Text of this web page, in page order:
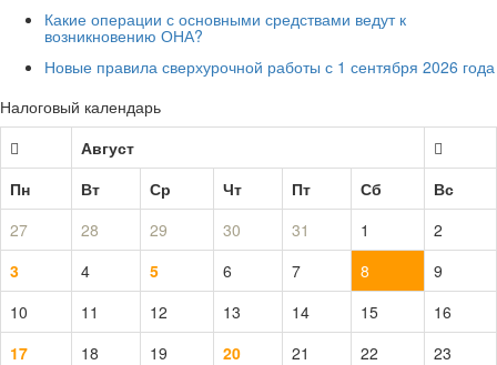
Какие операции с основными средствами ведут к
возникновению ОНА?
Новые правила сверхурочной работы с 1 сентября 2026 года
Налоговый календарь
Август
Пн
Вт Ср Чт Пт Сб
Вс
27
28 29 30 31 1
2
3
4 5 6 7 8
9
10
11 12 13 14 15
16
17
18 19 20 21 22
23